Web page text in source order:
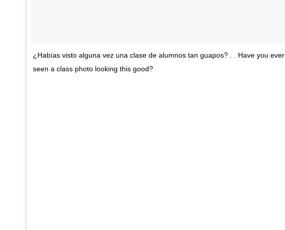
¿Habías visto alguna vez una clase de alumnos tan guapos? . . Have you ever
seen a class photo looking this good?